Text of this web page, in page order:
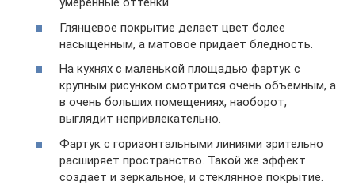
Глянцевое покрытие делает цвет более
насыщенным, а матовое придает бледность.
На кухнях с маленькой площадью фартук с
крупным рисунком смотрится очень объемным, а
в очень больших помещениях, наоборот,
выглядит непривлекательно.
Фартук с горизонтальными линиями зрительно
расширяет пространство. Такой же эффект
создает и зеркальное, и стеклянное покрытие.